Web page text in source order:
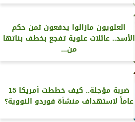
العلويون مازالوا يدفعون ثمن حكم
الأسد.. عائلات علوية تفجع بخطف بناتها
من...
ضربة مؤجلة.. كيف خططت أمريكا 15
عاماً لاستهداف منشأة فوردو النووية؟